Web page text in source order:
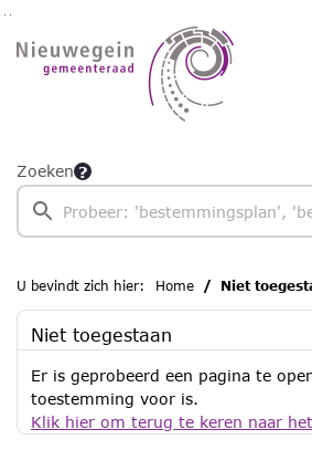
Ga naar de inhoud van deze pagina
Zoeken
U bevindt zich hier: Home Niet
Niet toegestaan
Er is geprobeerd een pagina te
toestemming voor is.
Klik hier om terug te keren naar